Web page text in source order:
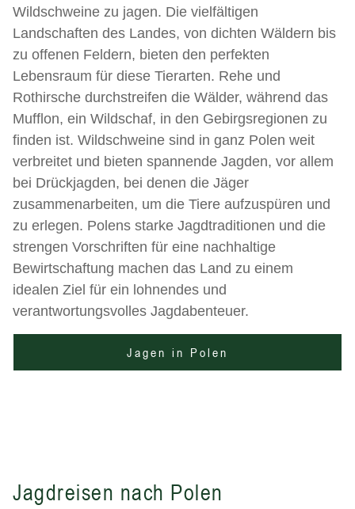
Wildschweine zu jagen. Die vielfältigen
Landschaften des Landes, von dichten Wäldern bis
zu offenen Feldern, bieten den perfekten
Lebensraum für diese Tierarten. Rehe und
Rothirsche durchstreifen die Wälder, während das
Mufflon, ein Wildschaf, in den Gebirgsregionen zu
finden ist. Wildschweine sind in ganz Polen weit
verbreitet und bieten spannende Jagden, vor allem
bei Drückjagden, bei denen die Jäger
zusammenarbeiten, um die Tiere aufzuspüren und
zu erlegen. Polens starke Jagdtraditionen und die
strengen Vorschriften für eine nachhaltige
Bewirtschaftung machen das Land zu einem
idealen Ziel für ein lohnendes und
verantwortungsvolles Jagdabenteuer.
Jagen in Polen
Jagdreisen nach Polen